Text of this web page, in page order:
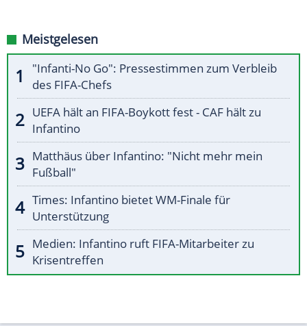
Meistgelesen
"Infanti-No Go": Pressestimmen zum Verbleib
des FIFA-Chefs
UEFA hält an FIFA-Boykott fest - CAF hält zu
Infantino
Matthäus über Infantino: "Nicht mehr mein
Fußball"
Times: Infantino bietet WM-Finale für
Unterstützung
Medien: Infantino ruft FIFA-Mitarbeiter zu
Krisentreffen